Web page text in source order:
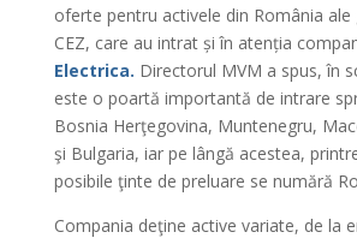
oferte pentru activele din România ale
CEZ, care au intrat și în atenția
Electrica. Directorul MVM a spus, în
este o poartă importantă de intrare
Bosnia Herţegovina, Muntenegru,
şi Bulgaria, iar pe lângă acestea,
posibile ţinte de preluare se numără
Compania deţine active variate, de la